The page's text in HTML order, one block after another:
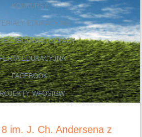
KONKURSY
EDUKACYJNE
ODPADY
EDUKACYJNA
FACEBOOK
WFOŚIGW
im. J. Ch. Andersena z